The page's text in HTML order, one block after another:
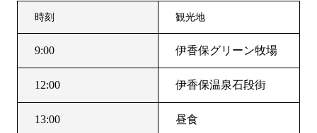
時刻 観光地
9:00 伊香保グリーン牧場
12:00 伊香保温泉石段街
13:00 昼食